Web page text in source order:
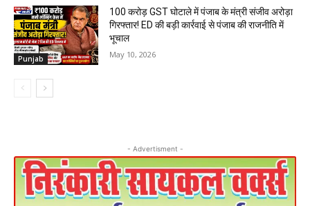
Punjab
₹100 करोड़ GST घोटाले में पंजाब के मंत्री संजीव अरोड़ा
गिरफ्तार! ED की बड़ी कार्रवाई से पंजाब की राजनीति में
भूचाल
May 10, 2026
- Advertisment -